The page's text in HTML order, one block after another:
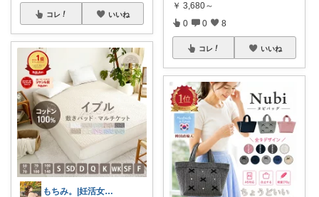
コレ いいね
もちみ。|妊活女子*.°○*
￥ 3,680～
0 0 8
コレ いいね